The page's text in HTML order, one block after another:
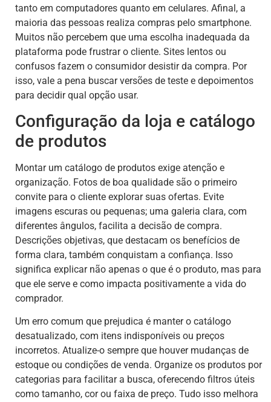
tanto em computadores quanto em celulares. Afinal, a
maioria das pessoas realiza compras pelo smartphone.
Muitos não percebem que uma escolha inadequada da
plataforma pode frustrar o cliente. Sites lentos ou
confusos fazem o consumidor desistir da compra. Por
isso, vale a pena buscar versões de teste e depoimentos
para decidir qual opção usar.
Configuração da loja e catálogo
de produtos
Montar um catálogo de produtos exige atenção e
organização. Fotos de boa qualidade são o primeiro
convite para o cliente explorar suas ofertas. Evite
imagens escuras ou pequenas; uma galeria clara, com
diferentes ângulos, facilita a decisão de compra.
Descrições objetivas, que destacam os benefícios de
forma clara, também conquistam a confiança. Isso
significa explicar não apenas o que é o produto, mas para
que ele serve e como impacta positivamente a vida do
comprador.
Um erro comum que prejudica é manter o catálogo
desatualizado, com itens indisponíveis ou preços
incorretos. Atualize-o sempre que houver mudanças de
estoque ou condições de venda. Organize os produtos por
categorias para facilitar a busca, oferecendo filtros úteis
como tamanho, cor ou faixa de preço. Tudo isso melhora